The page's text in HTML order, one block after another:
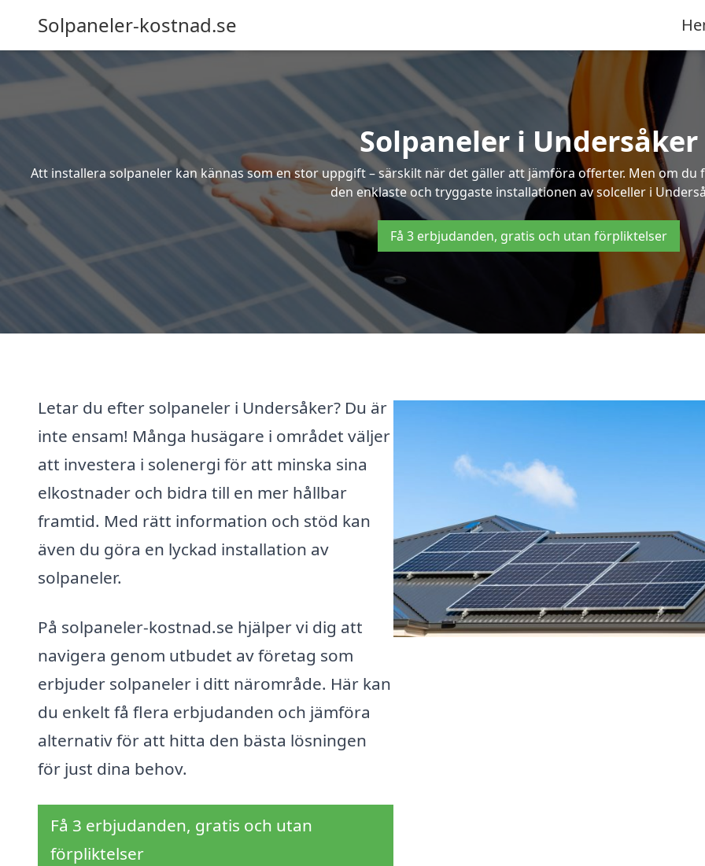
Solpaneler-kostnad.se
Solpaneler i Undersåker
Att installera solpaneler kan kännas som en stor uppgift – särskilt när det gäller att jämföra offerter. Men om
den enklaste och tryggaste installationen av solceller i
Få 3 erbjudanden, gratis och utan förpliktelser
Letar du efter solpaneler i Undersåker? Du är
inte ensam! Många husägare i området väljer
att investera i solenergi för att minska sina
elkostnader och bidra till en mer hållbar
framtid. Med rätt information och stöd kan
även du göra en lyckad installation av
solpaneler.
På solpaneler-kostnad.se hjälper vi dig att
navigera genom utbudet av företag som
erbjuder solpaneler i ditt närområde. Här kan
du enkelt få flera erbjudanden och jämföra
alternativ för att hitta den bästa lösningen
för just dina behov.
Få 3 erbjudanden, gratis och utan
förpliktelser